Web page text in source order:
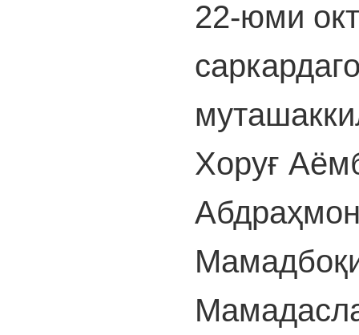
22-юми
Хоруғ